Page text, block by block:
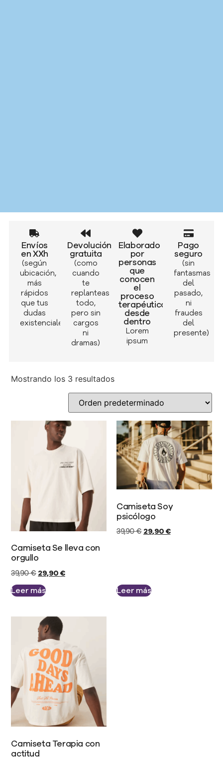
Envíos
en XXh
(según
ubicación,
más
rápidos
que tus
dudas
existenciales)
Devolución
gratuita
(como
cuando
te
replanteas
todo,
pero sin
cargos
ni
dramas)
Elaborado
por
personas
que
conocen
el
proceso
terapéutico
desde
dentro
Lorem
ipsum
Pago
seguro
(sin
fantasmas
del
pasado,
ni
fraudes
del
presente)
Mostrando los 3 resultados
Camiseta Se lleva con
orgullo
39,90€ 29,90 €
Leer más
Camiseta Soy
psicólogo
39,90€ 29,90 €
Leer más
Camiseta Terapia con
actitud